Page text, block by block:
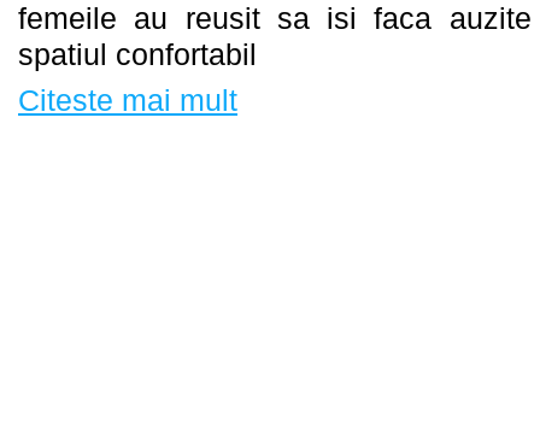
femeile au reusit sa isi faca
spatiul confortabil
Citeste mai mult